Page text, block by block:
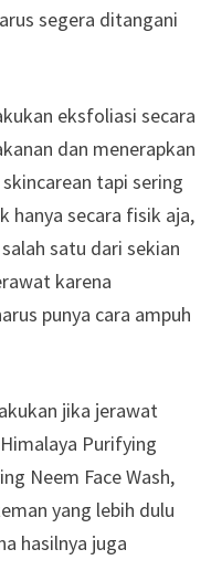
segera ditangani
eksfoliasi secara
dan menerapkan
tapi sering
hanya secara fisik aja,
satu dari sekian
karena
punya cara ampuh
jika jerawat
Purifying
Neem Face Wash,
yang lebih dulu
hasilnya juga